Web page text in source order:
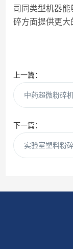
司同类型机器
碎方面提供更大
上一篇：
下一篇：
实验室塑料粉